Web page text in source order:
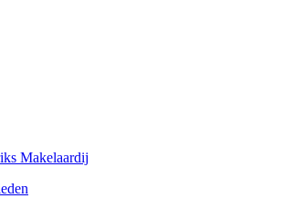
Makelaardij